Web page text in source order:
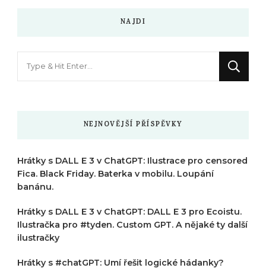
NAJDI
NEJNOVĚJŠÍ PŘÍSPĚVKY
Hrátky s DALL E 3 v ChatGPT: Ilustrace pro censored
Fica. Black Friday. Baterka v mobilu. Loupání
banánu.
Hrátky s DALL E 3 v ChatGPT: DALL E 3 pro Ecoistu.
Ilustračka pro #tyden. Custom GPT. A nějaké ty další
ilustračky
Hrátky s #chatGPT: Umí řešit logické hádanky?